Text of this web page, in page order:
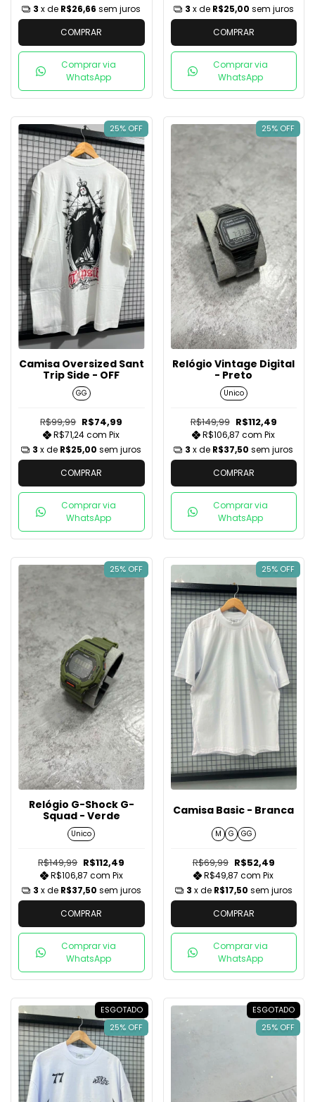
3 x de R$26,66 sem juros
COMPRAR
Comprar via
WhatsApp
3 x de R$25,00 sem juros
COMPRAR
Comprar via
WhatsApp
25% OFF
Camisa Oversized Sant
Trip Side - OFF
GG
R$99,99 R$74,99
R$71,24com Pix
3 x de R$25,00 sem juros
COMPRAR
Comprar via
WhatsApp
25% OFF
Relógio Vintage Digital
- Preto
Unico
R$149,99 R$112,49
R$106,87com Pix
3 x de R$37,50 sem juros
COMPRAR
Comprar via
WhatsApp
25% OFF
Relógio G-Shock G-
Squad - Verde
Unico
R$149,99 R$112,49
R$106,87 com Pix
3 x de R$37,50 sem juros
COMPRAR
Comprar via
WhatsApp
25% OFF
Camisa Basic - Branca
M G GG
R$69,99 R$52,49
R$49,87com Pix
3 x de R$17,50 sem juros
COMPRAR
Comprar via
WhatsApp
ESGOTADO
25% OFF
ESGOTADO
25% OFF